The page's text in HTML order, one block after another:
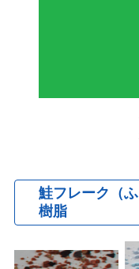
鮭フレーク（
樹脂